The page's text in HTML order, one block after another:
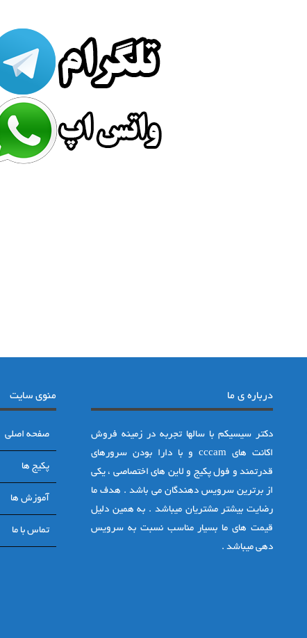
منوی سایت
صفحه اصلی
پکیج ها
آموزش ها
تماس با ما
درباره ی ما
دکتر سیسیکم با سالها تجربه در زمینه فروش
اکانت های cccam و با دارا بودن سرورهای
قدرتمند و فول پکیج و لاین های اختصاصی ، یکی
از برترین سرویس دهندگان می باشد . هدف ما
رضایت بیشتر مشتریان میباشد . به همین دلیل
قیمت های ما بسیار مناسب نسبت به سرویس
دهی میباشد .